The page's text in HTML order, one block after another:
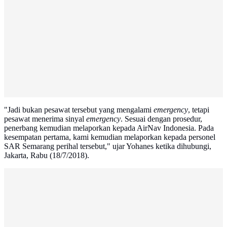
"Jadi bukan pesawat tersebut yang mengalami emergency, tetapi
pesawat menerima sinyal emergency. Sesuai dengan prosedur,
penerbang kemudian melaporkan kepada AirNav Indonesia. Pada
kesempatan pertama, kami kemudian melaporkan kepada personel
SAR Semarang perihal tersebut," ujar Yohanes ketika dihubungi,
Jakarta, Rabu (18/7/2018).